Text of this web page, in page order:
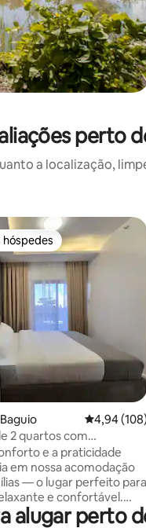
perto
a localização,
5, 201 avaliações
hóspedes
hóspedes
4,94 de
4,94
2 quartos com
e estacionamento
e a praticidade
em nossa acomodação
— o lugar perfeito para
e confortável.
3–4 minutos de carro
alugar perto